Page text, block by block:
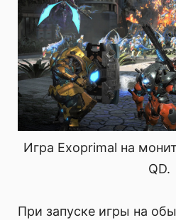
Игра Exoprimal на
QD.
При запуске игры на